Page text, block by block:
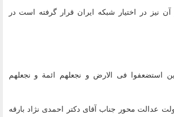
نیز در اختیار شبکه ایران قرار گرفته است در
استضعفوا فى الارض و نجعلهم ائمة و نجعلهم
عدالت محور جناب آقای دکتر احمدی نژاد بارقه